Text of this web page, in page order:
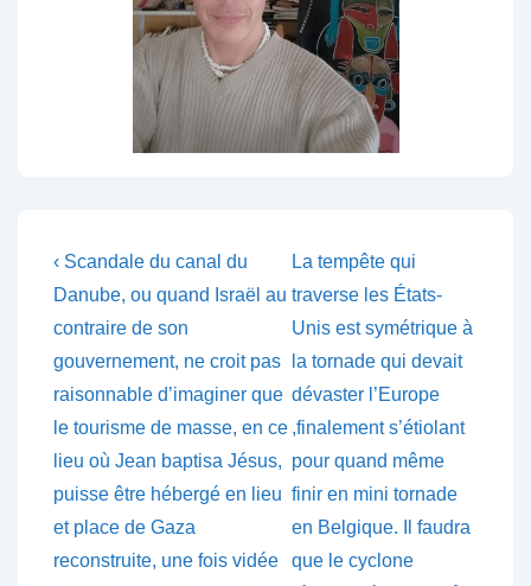
Navigation
de
l’article
Previous
Post
is
‹ Scandale du canal du
Danube, ou quand Israël au
contraire de son
gouvernement, ne croit pas
raisonnable d’imaginer que
le tourisme de masse, en ce
lieu où Jean baptisa Jésus,
puisse être hébergé en lieu
et place de Gaza
reconstruite, une fois vidée
Next
Post
is
La tempête qui
traverse les États-
Unis est symétrique à
la tornade qui devait
dévaster l’Europe
,finalement s’étiolant
pour quand même
finir en mini tornade
en Belgique. Il faudra
que le cyclone